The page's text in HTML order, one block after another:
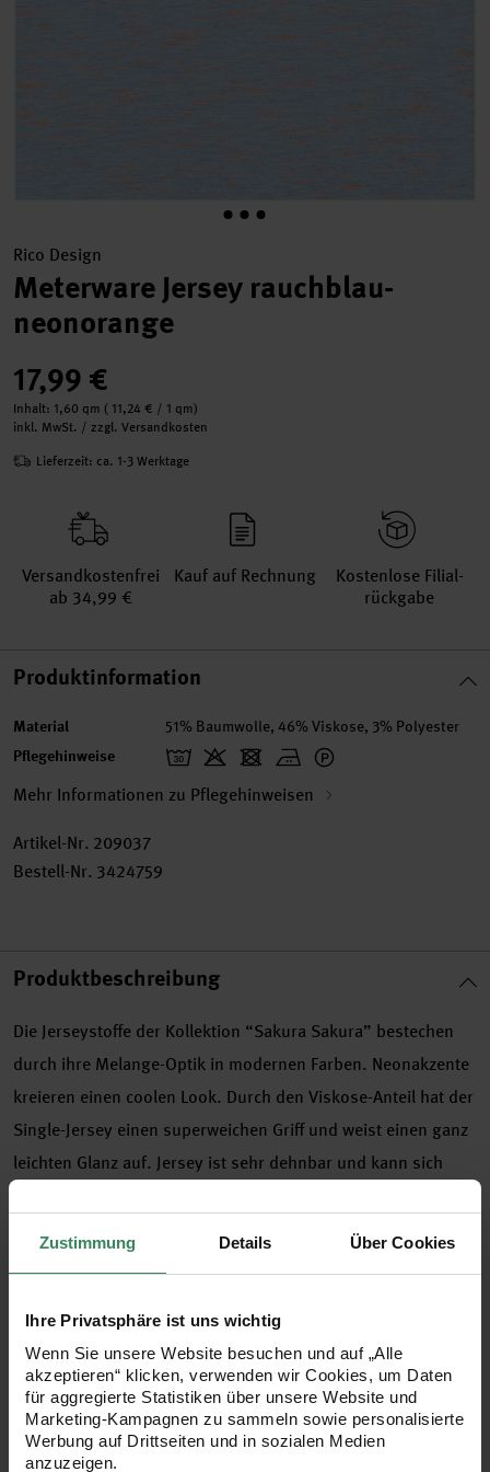
Zustimmung Details Über Cookies
Ihre Privatsphäre ist uns wichtig
Wenn Sie unsere Website besuchen und auf „Alle
akzeptieren“ klicken, verwenden wir Cookies, um Daten
für aggregierte Statistiken über unsere Website und
Marketing-Kampagnen zu sammeln sowie personalisierte
Werbung auf Drittseiten und in sozialen Medien
anzuzeigen.
Rico Design
Meterware Jersey rauchblau-
neonorange
17,99 €
Inhalt: 1,60 qm ( 11,24 € / 1 qm)
inkl. MwSt. / zzgl. Versandkosten
Lieferzeit: ca. 1-3 Werktage
Versand­kosten­frei
ab 34,99 €
Kauf auf Rechnung
Kosten­lose Filial­
rückgabe
Produktinformation
Material 51% Baumwolle, 46% Viskose, 3% Polyester
Pflegehinweise
Mehr Informationen zu Pflegehinweisen
Artikel-Nr. 209037
Bestell-Nr. 3424759
Produktbeschreibung
Die Jerseystoffe der Kollektion “Sakura Sakura” bestechen
durch ihre Melange-Optik in modernen Farben. Neonakzente
kreieren einen coolen Look. Durch den Viskose-Anteil hat der
Single-Jersey einen superweichen Griff und weist einen ganz
leichten Glanz auf. Jersey ist sehr dehnbar und kann sich
hautfreundlich und fällt weich, daher eignet er sich super für
Jersey-Stoff aus 51% Baumwolle, 46% Viskose und 3%
Polyester
Farbe: rauchblau-neonorange
Melange-Optik